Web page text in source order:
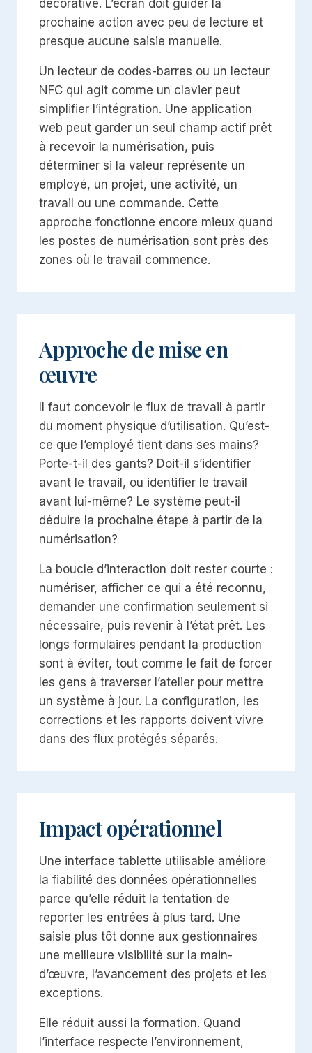
décorative. L’écran doit guider la
prochaine action avec peu de lecture et
presque aucune saisie manuelle.
Un lecteur de codes-barres ou un lecteur
NFC qui agit comme un clavier peut
simplifier l’intégration. Une application
web peut garder un seul champ actif prêt
à recevoir la numérisation, puis
déterminer si la valeur représente un
employé, un projet, une activité, un
travail ou une commande. Cette
approche fonctionne encore mieux quand
les postes de numérisation sont près des
zones où le travail commence.
Approche de mise en
œuvre
Il faut concevoir le flux de travail à partir
du moment physique d’utilisation. Qu’est-
ce que l’employé tient dans ses mains?
Porte-t-il des gants? Doit-il s’identifier
avant le travail, ou identifier le travail
avant lui-même? Le système peut-il
déduire la prochaine étape à partir de la
numérisation?
La boucle d’interaction doit rester courte :
numériser, afficher ce qui a été reconnu,
demander une confirmation seulement si
nécessaire, puis revenir à l’état prêt. Les
longs formulaires pendant la production
sont à éviter, tout comme le fait de forcer
les gens à traverser l’atelier pour mettre
un système à jour. La configuration, les
corrections et les rapports doivent vivre
dans des flux protégés séparés.
Impact opérationnel
Une interface tablette utilisable améliore
la fiabilité des données opérationnelles
parce qu’elle réduit la tentation de
reporter les entrées à plus tard. Une
saisie plus tôt donne aux gestionnaires
une meilleure visibilité sur la main-
d’œuvre, l’avancement des projets et les
exceptions.
Elle réduit aussi la formation. Quand
l’interface respecte l’environnement,